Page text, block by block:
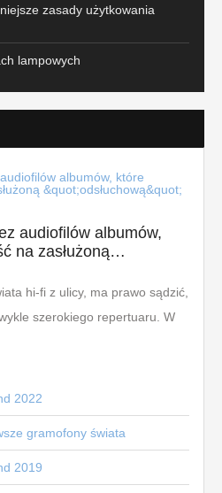
zasady użytkowania
lampowych
audiofilów albumów,
na zasłużoną…
hi-fi z ulicy, ma prawo sądzić,
szerokiego repertuaru. W
2022
gramofony świata
2019